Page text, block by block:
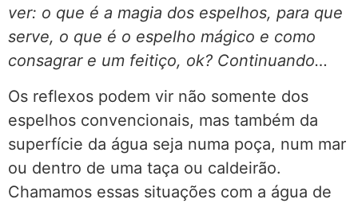
ver: o que é a magia dos espelhos, para que
serve, o que é o espelho mágico e como
consagrar e um feitiço, ok? Continuando…
Os reflexos podem vir não somente dos
espelhos convencionais, mas também da
superfície da água seja numa poça, num mar
ou dentro de uma taça ou caldeirão.
Chamamos essas situações com a água de